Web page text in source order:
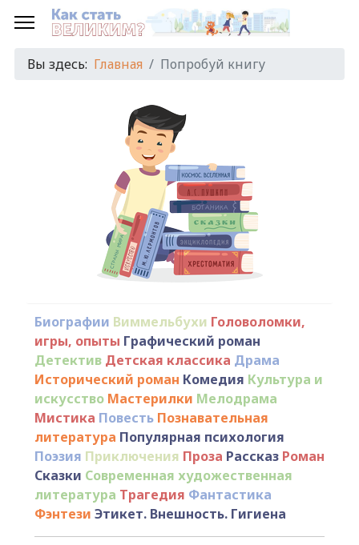
Вы здесь: Главная Попробуй книгу
Биографии Виммельбухи Головоломки,
игры, опыты Графический роман
Детектив Детская классика Драма
Исторический роман Комедия Культура и
искусство Мастерилки Мелодрама
Мистика Повесть Познавательная
литература Популярная психология
Поэзия Приключения Проза Рассказ Роман
Сказки Современная художественная
литература Трагедия Фантастика
Фэнтези Этикет. Внешность. Гигиена